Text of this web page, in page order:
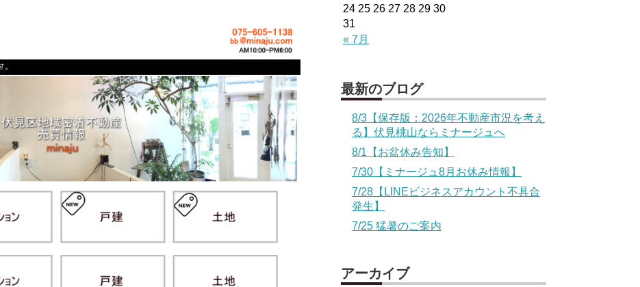
« 7月
24 25 26 27 28 29 30
31
最新のブログ
8/3【保存版：2026年不動産市況を考え
る】伏見桃山ならミナージュへ
8/1【お盆休み告知】
7/30【ミナージュ8月お休み情報】
7/28【LINEビジネスアカウント不具合
発生】
7/25 猛暑のご案内
アーカイブ